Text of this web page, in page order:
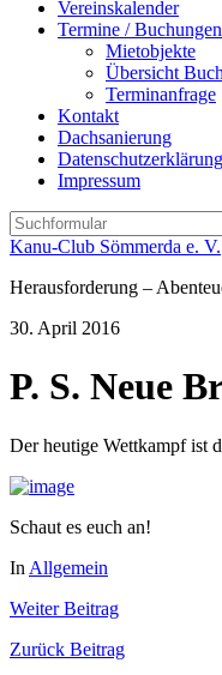
Vereinskalender
Termine / Buchungen
Mietobjekte
Übersicht
Terminanfrage
Kontakt
Dachsanierung
Datenschutzerklärung
Impressum
Kanu-Club Sömmerda e. V.
Herausforderung –
30. April 2016
P. S. Neue
Der heutige Wettkampf ist
Schaut es euch an!
In Allgemein
WeiterBeitrag
Zurück Beitrag